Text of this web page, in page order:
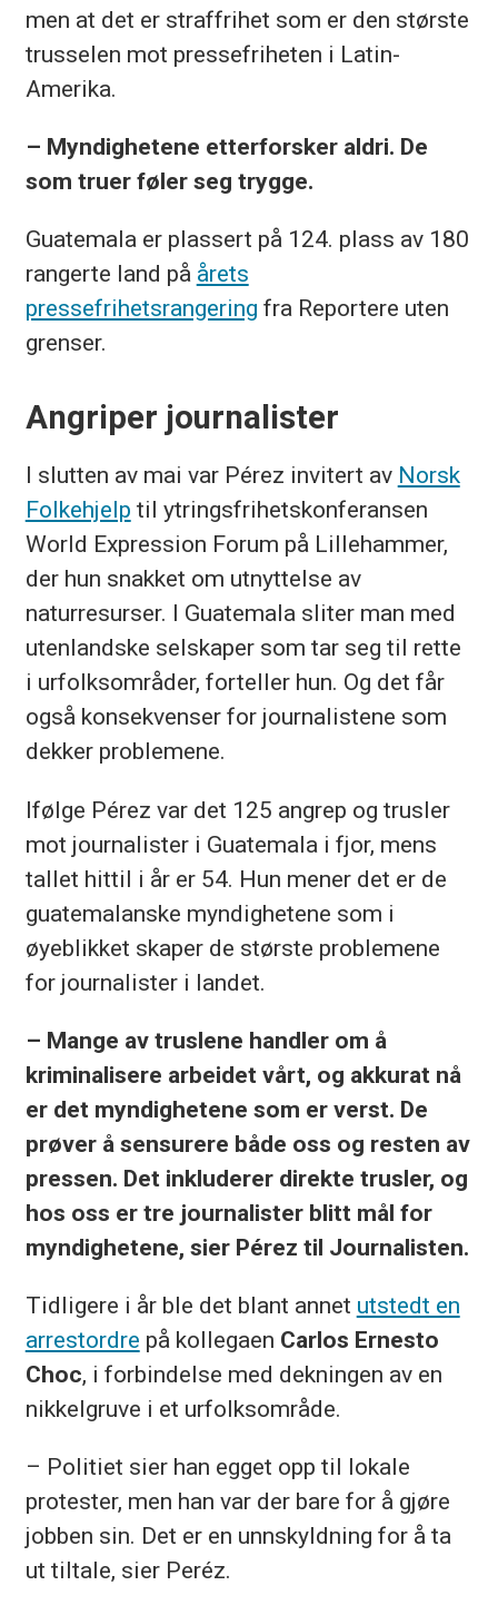
men at det er straffrihet som er den største
trusselen mot pressefriheten i Latin-
Amerika.
– Myndighetene etterforsker aldri. De
som truer føler seg trygge.
Guatemala er plassert på 124. plass av 180
rangerte land på årets
pressefrihetsrangering fra Reportere uten
grenser.
Angriper journalister
I slutten av mai var Pérez invitert av Norsk
Folkehjelp til ytringsfrihetskonferansen
World Expression Forum på Lillehammer,
der hun snakket om utnyttelse av
naturresurser. I Guatemala sliter man med
utenlandske selskaper som tar seg til rette
i urfolksområder, forteller hun. Og det får
også konsekvenser for journalistene som
dekker problemene.
Ifølge Pérez var det 125 angrep og trusler
mot journalister i Guatemala i fjor, mens
tallet hittil i år er 54. Hun mener det er de
guatemalanske myndighetene som i
øyeblikket skaper de største problemene
for journalister i landet.
– Mange av truslene handler om å
kriminalisere arbeidet vårt, og akkurat nå
er det myndighetene som er verst. De
prøver å sensurere både oss og resten av
pressen. Det inkluderer direkte trusler, og
hos oss er tre journalister blitt mål for
myndighetene, sier Pérez til Journalisten.
Tidligere i år ble det blant annet utstedt en
arrestordre på kollegaen Carlos Ernesto
Choc, i forbindelse med dekningen av en
nikkelgruve i et urfolksområde.
– Politiet sier han egget opp til lokale
protester, men han var der bare for å gjøre
jobben sin. Det er en unnskyldning for å ta
ut tiltale, sier Peréz.